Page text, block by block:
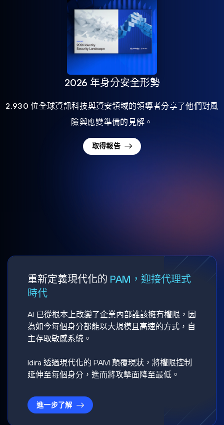
2026 年身分安全形勢
2,930 位全球資訊科技與資安領域的領導者分享了他們對風
險與應變準備的見解。
取得報告
重新定義現代化的 PAM，迎接代理式
時代
AI 已從根本上改變了企業內部誰該擁有權限，因
為如今每個身分都能以大規模且高速的方式，自
主存取敏感系統。
Idira 透過現代化的 PAM 顛覆現狀，將權限控制
延伸至每個身分，進而將攻擊面降至最低。
進一步了解